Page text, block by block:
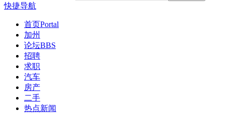
快捷导航
首页Portal
加州
论坛BBS
招聘
求职
汽车
房产
二手
热点新闻